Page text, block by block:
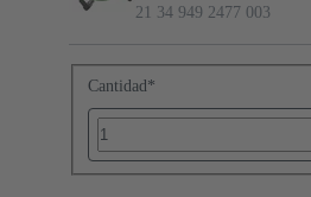
21 34 949 2477 003
Cantidad*